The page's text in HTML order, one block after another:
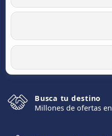
Busca tu destino
Millones de ofertas